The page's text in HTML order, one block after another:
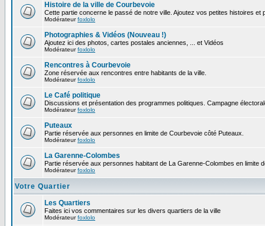
Histoire de la ville de Courbevoie
Cette partie concerne le passé de notre ville. Ajoutez vos petites histoires et
Modérateurfoxlolo
Photographies & Vidéos (Nouveau !)
Ajoutez ici des photos, cartes postales anciennes, ... et Vidéos
Modérateurfoxlolo
Rencontres à Courbevoie
Zone réservée aux rencontres entre habitants de la ville.
Modérateurfoxlolo
Le Café politique
Discussions et présentation des programmes politiques. Campagne
Modérateurfoxlolo
Puteaux
Partie réservée aux personnes en limite de Courbevoie côté Puteaux.
Modérateurfoxlolo
La Garenne-Colombes
Partie réservée aux personnes habitant de La Garenne-Colombes en limite
Modérateurfoxlolo
Votre Quartier
Les Quartiers
Faites ici vos commentaires sur les divers quartiers de la ville
Modérateurfoxlolo